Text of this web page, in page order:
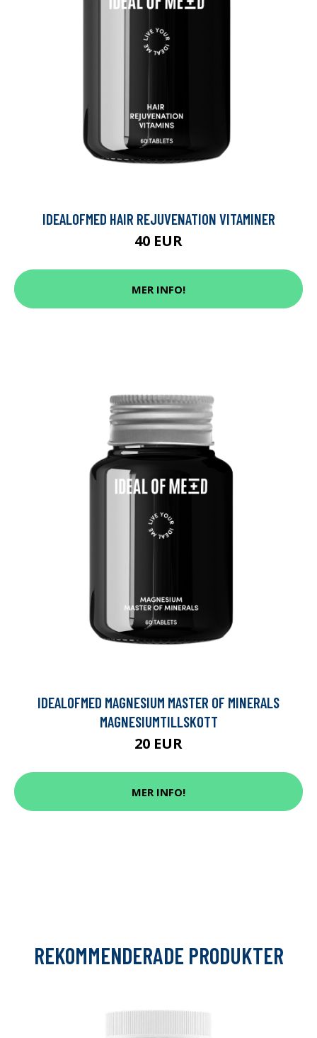
IDEALOFMED HAIR REJUVENATION VITAMINER
40 EUR
MER INFO!
IDEALOFMED MAGNESIUM MASTER OF MINERALS
MAGNESIUMTILLSKOTT
20 EUR
MER INFO!
REKOMMENDERADE PRODUKTER